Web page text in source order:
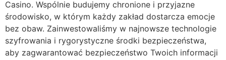
Casino. Wspólnie budujemy chronione i przyjazne
środowisko, w którym każdy zakład dostarcza emocje
bez obaw. Zainwestowaliśmy w najnowsze technologie
szyfrowania i rygorystyczne środki bezpieczeństwa,
aby zagwarantować bezpieczeństwo Twoich informacji